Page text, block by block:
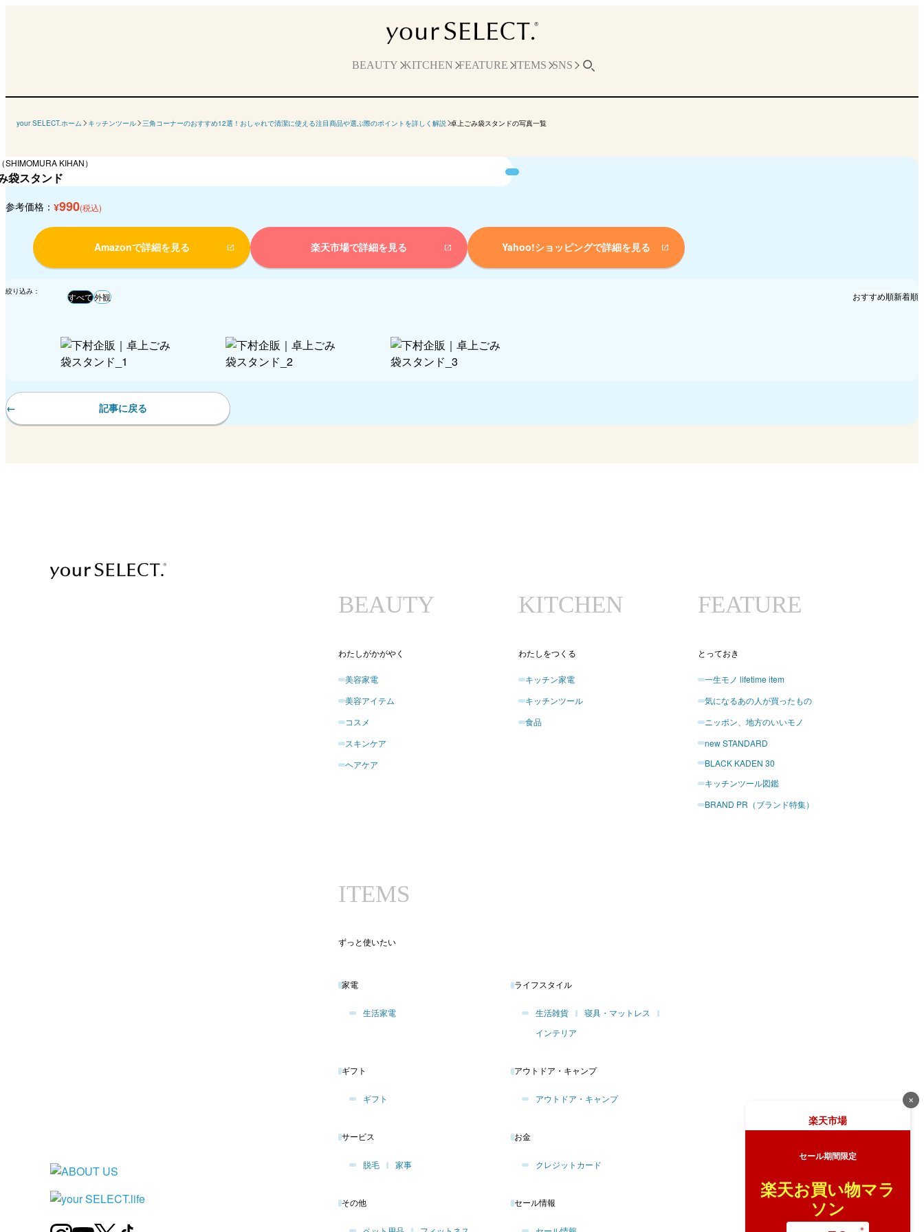
BEAUTY KITCHEN FEATURE ITEMS SNS
your SELECT.ホーム キッチンツール 三角コーナーのおすすめ12選！おしゃれで清潔に使える注目商品や選ぶ際のポイントを詳しく解説 卓上ごみ袋スタンドの写真一覧
SHIMOMURA KIHAN）
袋スタンド
参考価格： ¥990(税込)
Amazonで詳細を見る 楽天市場で詳細を見る Yahoo!ショッピングで詳細を見る
絞り込み： すべて外観 おすすめ順新着順
記事に戻る
BEAUTY
わたしがかがやく
美容家電
美容アイテム
コスメ
スキンケア
ヘアケア
KITCHEN
わたしをつくる
キッチン家電
キッチンツール
食品
FEATURE
とっておき
一生モノ lifetime item
気になるあの人が買ったもの
ニッポン、地方のいいモノ
new STANDARD
BLACK KADEN 30
キッチンツール図鑑
BRAND PR（ブランド特集）
ITEMS
ずっと使いたい
家電
生活家電
ライフスタイル
生活雑貨
寝具・マットレス
インテリア
ギフト
ギフト
アウトドア・キャンプ
アウトドア・キャンプ
サービス
脱毛 家事
お金
クレジットカード
その他 セール情報
✕
楽天市場
セール期間限定
楽天お買い物マラ
ソン